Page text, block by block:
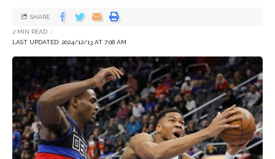
LAST UPDATED: 2024/12/13 AT 7:08 AM
2 MIN READ
SHARE